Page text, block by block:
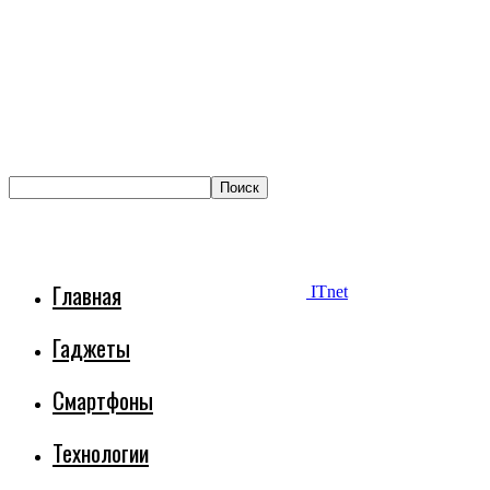
ITnet
Главная
Гаджеты
Смартфоны
Технологии